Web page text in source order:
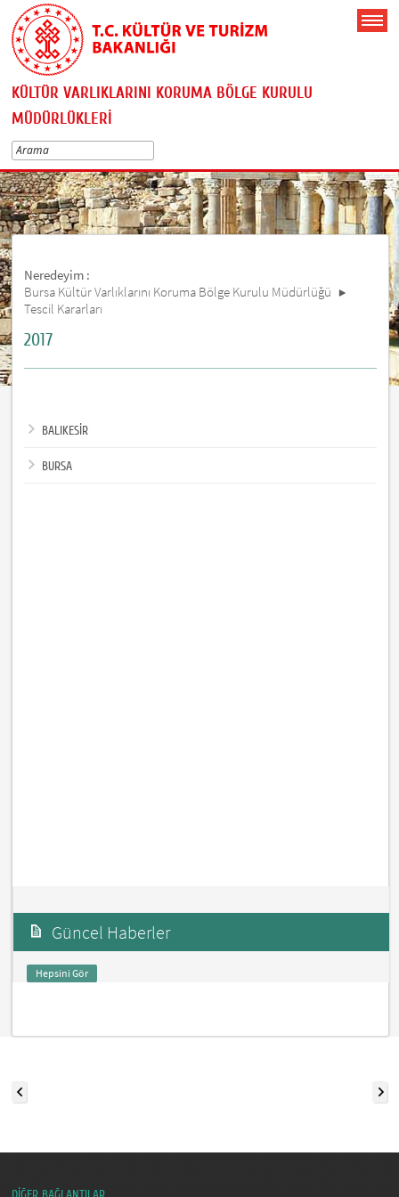
KÜLTÜR VARLIKLARINI KORUMA BÖLGE KURULU
MÜDÜRLÜKLERİ
Neredeyim :
Bursa Kültür Varlıklarını Koruma Bölge Kurulu Müdürlüğü
Tescil Kararları
2017
BALIKESİR
BURSA
Güncel Haberler
Hepsini Gör